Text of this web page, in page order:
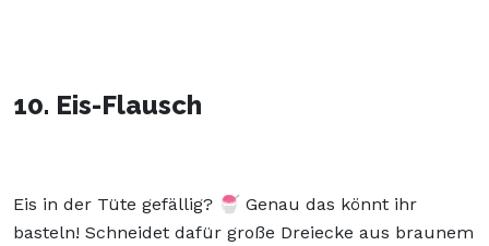
10. Eis-Flausch
Eis in der Tüte gefällig? 🍧 Genau das könnt ihr
basteln! Schneidet dafür große Dreiecke aus braunem